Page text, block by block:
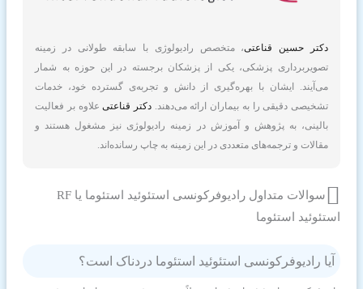
دکتر حسین قناعتی، متخصص رادیولوژی با سابقه طولانی در زمینه
تصویربرداری پزشکی، یکی از پزشکان برجسته در این حوزه به شمار
می‌آیند. ایشان با بهره‌گیری از دانش و تجربه‌ی گسترده خود، خدمات
تشخیصی دقیقی را به بیماران ارائه می‌دهند.دکتر قناعتیعلاوه بر فعالیت
بالینی، به پژوهش و آموزش در زمینه رادیولوژی نیز مشغول هستند و
مقالات و ترجمه‌های متعددی در این زمینه به چاپ رسانده‌اند.
سوالات متداول رادیوفرکونسی استئوئید استئوما یا RF
استئوئید استئوما
آیا رادیوفرکونسی استئوئید استئوما دردناک است؟